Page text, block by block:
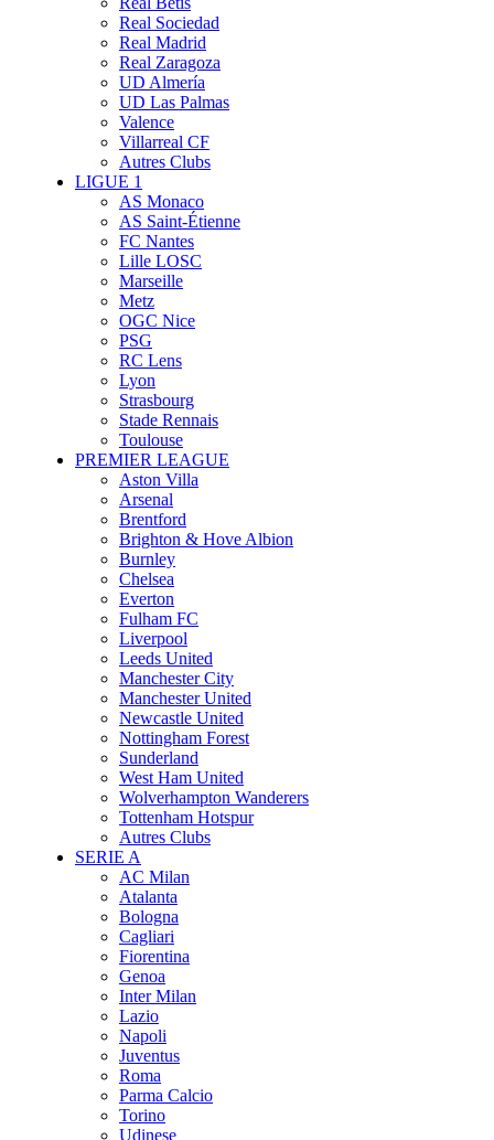
Real Sociedad
Real Madrid
Real Zaragoza
UD Almería
UD Las Palmas
Valence
Villarreal CF
Autres Clubs
LIGUE 1
AS Monaco
AS Saint-Étienne
FC Nantes
Lille LOSC
Marseille
Metz
OGC Nice
PSG
RC Lens
Lyon
Strasbourg
Stade Rennais
Toulouse
PREMIER LEAGUE
Aston Villa
Arsenal
Brentford
Brighton & Hove Albion
Burnley
Chelsea
Everton
Fulham FC
Liverpool
Leeds United
Manchester City
Manchester United
Newcastle United
Nottingham Forest
Sunderland
West Ham United
Wolverhampton Wanderers
Tottenham Hotspur
Autres Clubs
SERIE A
AC Milan
Atalanta
Bologna
Cagliari
Fiorentina
Genoa
Inter Milan
Lazio
Napoli
Juventus
Roma
Parma Calcio
Torino
Udinese